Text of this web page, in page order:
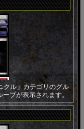
クル」カテゴリのグル
プが表示されます。